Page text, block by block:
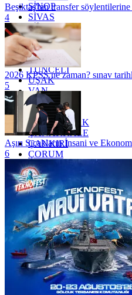
SİNOP
SİVAS
SİİRT
TEKİRDAĞ
TOKAT
TRABZON
TUNCELİ
UŞAK
VAN
YALOVA
YOZGAT
ZONGULDAK
ÇANAKKALE
ÇANKIRI
ÇORUM
İSTANBUL
İZMİR
ŞANLIURFA
ŞIRNAK
Beşiktaş'tan transfer söylentilerine
4
2026 KPSS ne zaman? sınav
5
Aşırı Sıcakların İnsani ve
6